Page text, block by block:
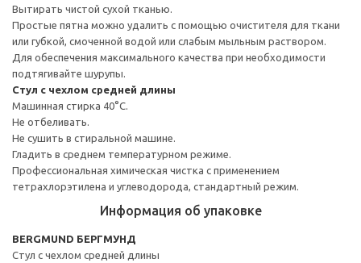
Вытирать чистой сухой тканью.
Простые пятна можно удалить с помощью очистителя для ткани
или губкой, смоченной водой или слабым мыльным раствором.
Для обеспечения максимального качества при необходимости
подтягивайте шурупы.
Стул с чехлом средней длины
Машинная стирка 40°С.
Не отбеливать.
Не сушить в стиральной машине.
Гладить в среднем температурном режиме.
Профессиональная химическая чистка с применением
тетрахлорэтилена и углеводорода, стандартный режим.
Информация об упаковке
BERGMUND БЕРГМУНД
Стул с чехлом средней длины